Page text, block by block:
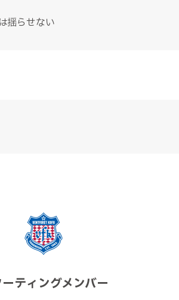
揺らせない
田上がダイレクトでクロスを入れる。
ない
ティングメンバー